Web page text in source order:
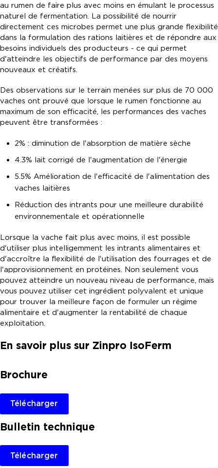
au rumen de faire plus avec moins en émulant le processus
naturel de fermentation. La possibilité de nourrir
directement ces microbes permet une plus grande flexibilité
dans la formulation des rations laitières et de répondre aux
besoins individuels des producteurs - ce qui permet
d'atteindre les objectifs de performance par des moyens
nouveaux et créatifs.
Des observations sur le terrain menées sur plus de 70 000
vaches ont prouvé que lorsque le rumen fonctionne au
maximum de son efficacité, les performances des vaches
peuvent être transformées :
2% : diminution de l'absorption de matière sèche
4.3% lait corrigé de l'augmentation de l'énergie
5.5% Amélioration de l'efficacité de l'alimentation des
vaches laitières
Réduction des intrants pour une meilleure durabilité
environnementale et opérationnelle
Lorsque la vache fait plus avec moins, il est possible
d'utiliser plus intelligemment les intrants alimentaires et
d'accroître la flexibilité de l'utilisation des fourrages et de
l'approvisionnement en protéines. Non seulement vous
pouvez atteindre un nouveau niveau de performance, mais
vous pouvez utiliser cet ingrédient polyvalent et unique
pour trouver la meilleure façon de formuler un régime
alimentaire et d'augmenter la rentabilité de chaque
exploitation.
En savoir plus sur Zinpro IsoFerm
Brochure
Télécharger
Bulletin technique
Télécharger